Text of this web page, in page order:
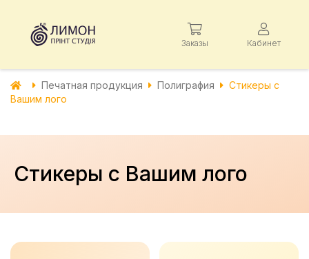
Заказы Кабинет
Печатная продукция Полиграфия
Стикеры с
Вашим лого
Стикеры с Вашим лого